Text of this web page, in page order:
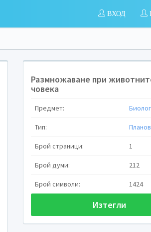
ВХОД
Размножаване при
човека
Предмет:
Тип:
Брой страници: 1
Брой думи: 212
Брой символи: 1424
Изтегли